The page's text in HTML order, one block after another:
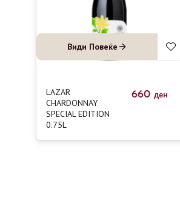
Види Повеќе
LAZAR
CHARDONNAY
SPECIAL EDITION
0.75L
660 ден